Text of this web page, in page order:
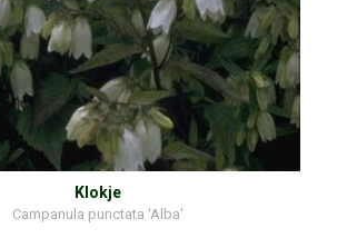
Klokje
Campanula punctata 'Alba'